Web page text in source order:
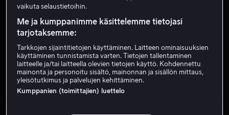
vaikuta selaustietoihin.
Me ja kumppanimme käsittelemme tietojasi
tarjotaksemme:
Tarkkojen sijaintitietojen käyttäminen. Laitteen ominaisuuksien
käyttäminen tunnistamista varten. Tietojen tallentaminen
laitteelle ja/tai laitteella olevien tietojen käyttö. Kohdennettu
mainonta ja personoitu sisältö, mainonnan ja sisällön mittaus,
yleisötutkimus ja palvelujen kehittäminen.
Kumppanien (toimittajien) luettelo